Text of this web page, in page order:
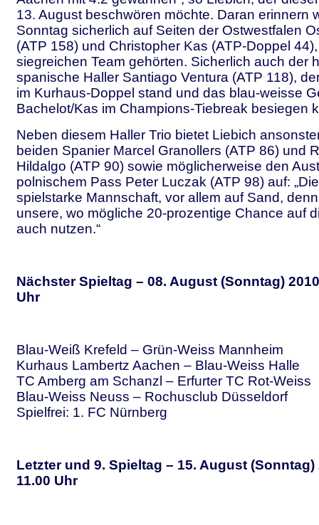
13. August beschwören möchte. Daran erinnern
Sonntag sicherlich auf Seiten der Ostwestfalen
(ATP 158) und Christopher Kas (ATP-Doppel
siegreichen Team gehörten. Sicherlich auch der
spanische Haller Santiago Ventura (ATP 118),
im Kurhaus-Doppel stand und das blau-weisse
Bachelot/Kas im Champions-Tiebreak besiegen
Neben diesem Haller Trio bietet Liebich
beiden Spanier Marcel Granollers (ATP 86) und
Hildalgo (ATP 90) sowie möglicherweise den
polnischem Pass Peter Luczak (ATP 98) auf:
spielstarke Mannschaft, vor allem auf Sand,
unsere, wo mögliche 20-prozentige Chance auf
auch nutzen.“
Nächster Spieltag – 08. August (Sonntag)
Uhr
Blau-Weiß Krefeld – Grün-Weiss Mannheim
Kurhaus Lambertz Aachen – Blau-Weiss Halle
TC Amberg am Schanzl – Erfurter TC Rot-Weiss
Blau-Weiss Neuss – Rochusclub Düsseldorf
Spielfrei: 1. FC Nürnberg
Letzter und 9. Spieltag – 15. August
11.00 Uhr